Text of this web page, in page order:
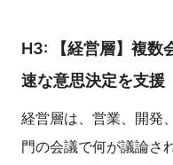
H3: 【経営層】複数
速な意思決定を支援
経営層は、営業、開発
門の会議で何が議論さ